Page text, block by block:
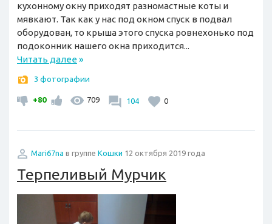
кухонному окну приходят разномастные коты и
мявкают. Так как у нас под окном спуск в подвал
оборудован, то крыша этого спуска ровнехонько под
подоконник нашего окна приходится...
Читать далее»
3 фотографии
+80 709 104 0
Mari67na в группе Кошки 12 октября 2019 года
Терпеливый Мурчик